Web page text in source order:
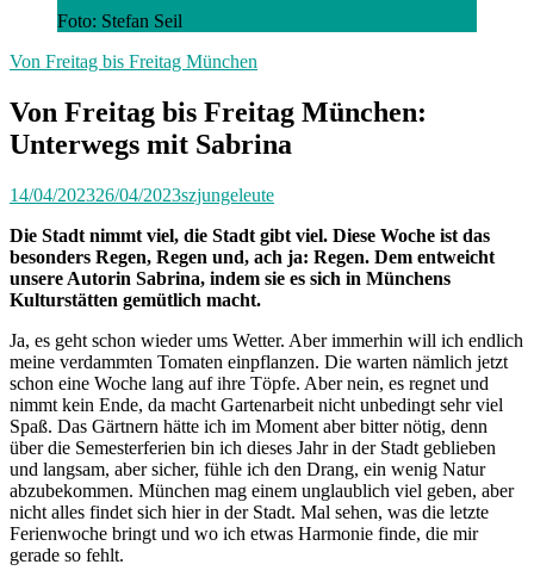
Foto: Stefan Seil
Von Freitag bis Freitag München
Von Freitag bis Freitag München:
Unterwegs mit Sabrina
14/04/202326/04/2023szjungeleute
Die Stadt nimmt viel, die Stadt gibt viel. Diese Woche ist das
besonders Regen, Regen und, ach ja: Regen. Dem entweicht
unsere Autorin Sabrina, indem sie es sich in Münchens
Kulturstätten gemütlich macht.
Ja, es geht schon wieder ums Wetter. Aber immerhin will ich endlich
meine verdammten Tomaten einpflanzen. Die warten nämlich jetzt
schon eine Woche lang auf ihre Töpfe. Aber nein, es regnet und
nimmt kein Ende, da macht Gartenarbeit nicht unbedingt sehr viel
Spaß. Das Gärtnern hätte ich im Moment aber bitter nötig, denn
über die Semesterferien bin ich dieses Jahr in der Stadt geblieben
und langsam, aber sicher, fühle ich den Drang, ein wenig Natur
abzubekommen. München mag einem unglaublich viel geben, aber
nicht alles findet sich hier in der Stadt. Mal sehen, was die letzte
Ferienwoche bringt und wo ich etwas Harmonie finde, die mir
gerade so fehlt.